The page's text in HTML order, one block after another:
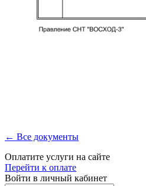
← Все документы
Оплатите услуги на сайте
Перейти к оплате
Войти в личный кабинет